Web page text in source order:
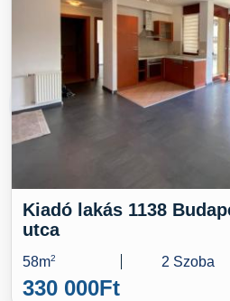
Kiadó lakás 1138
utca
58m2 2 Szoba
330 000Ft